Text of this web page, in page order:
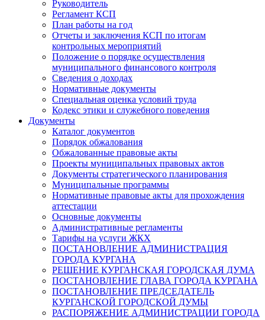
Руководитель
Регламент КСП
План работы на год
Отчеты и заключения КСП по итогам
контрольных мероприятий
Положение о порядке осуществления
муниципального финансового контроля
Сведения о доходах
Нормативные документы
Специальная оценка условий труда
Кодекс этики и служебного поведения
Документы
Каталог документов
Порядок обжалования
Обжалованные правовые акты
Проекты муниципальных правовых актов
Документы стратегического планирования
Муниципальные программы
Нормативные правовые акты для прохождения
аттестации
Основные документы
Административные регламенты
Тарифы на услуги ЖКХ
ПОСТАНОВЛЕНИЕ АДМИНИСТРАЦИЯ
ГОРОДА КУРГАНА
РЕШЕНИЕ КУРГАНСКАЯ ГОРОДСКАЯ ДУМА
ПОСТАНОВЛЕНИЕ ГЛАВА ГОРОДА КУРГАНА
ПОСТАНОВЛЕНИЕ ПРЕДСЕДАТЕЛЬ
КУРГАНСКОЙ ГОРОДСКОЙ ДУМЫ
РАСПОРЯЖЕНИЕ АДМИНИСТРАЦИИ ГОРОДА